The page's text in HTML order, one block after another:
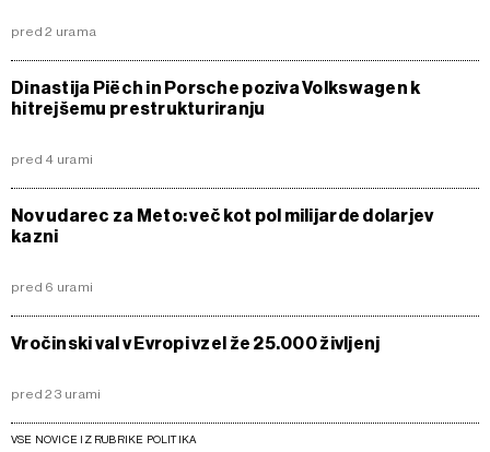
pred 2 urama
Dinastija Piëch in Porsche poziva Volkswagen k
hitrejšemu prestrukturiranju
pred 4 urami
Nov udarec za Meto: več kot pol milijarde dolarjev
kazni
pred 6 urami
Vročinski val v Evropi vzel že 25.000 življenj
pred 23 urami
VSE NOVICE IZ RUBRIKE POLITIKA